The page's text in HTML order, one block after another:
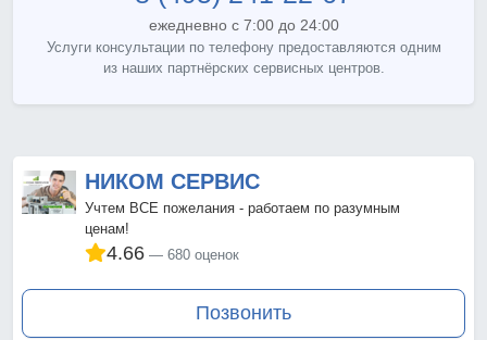
ежедневно с 7:00 до 24:00
Услуги консультации по телефону предоставляются одним
из наших партнёрских сервисных центров.
НИКОМ СЕРВИС
Учтем ВСЕ пожелания - работаем по разумным
ценам!
4.66 680 оценок
Позвонить